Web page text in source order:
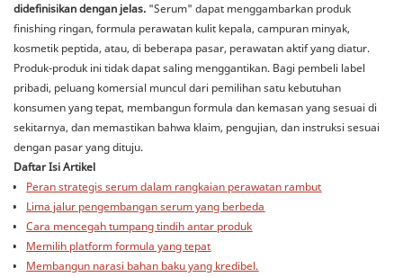
didefinisikan dengan jelas. "Serum" dapat menggambarkan produk
finishing ringan, formula perawatan kulit kepala, campuran minyak,
kosmetik peptida, atau, di beberapa pasar, perawatan aktif yang diatur.
Produk-produk ini tidak dapat saling menggantikan. Bagi pembeli label
pribadi, peluang komersial muncul dari pemilihan satu kebutuhan
konsumen yang tepat, membangun formula dan kemasan yang sesuai di
sekitarnya, dan memastikan bahwa klaim, pengujian, dan instruksi sesuai
dengan pasar yang dituju.
Daftar Isi Artikel
Peran strategis serum dalam rangkaian perawatan rambut
Lima jalur pengembangan serum yang berbeda
Cara mencegah tumpang tindih antar produk
Memilih platform formula yang tepat
Membangun narasi bahan baku yang kredibel.